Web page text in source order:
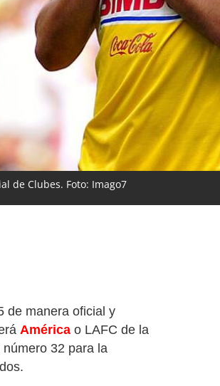
de Clubes. Foto: Imago7
de manera oficial y
América o LAFC de la
32 para la